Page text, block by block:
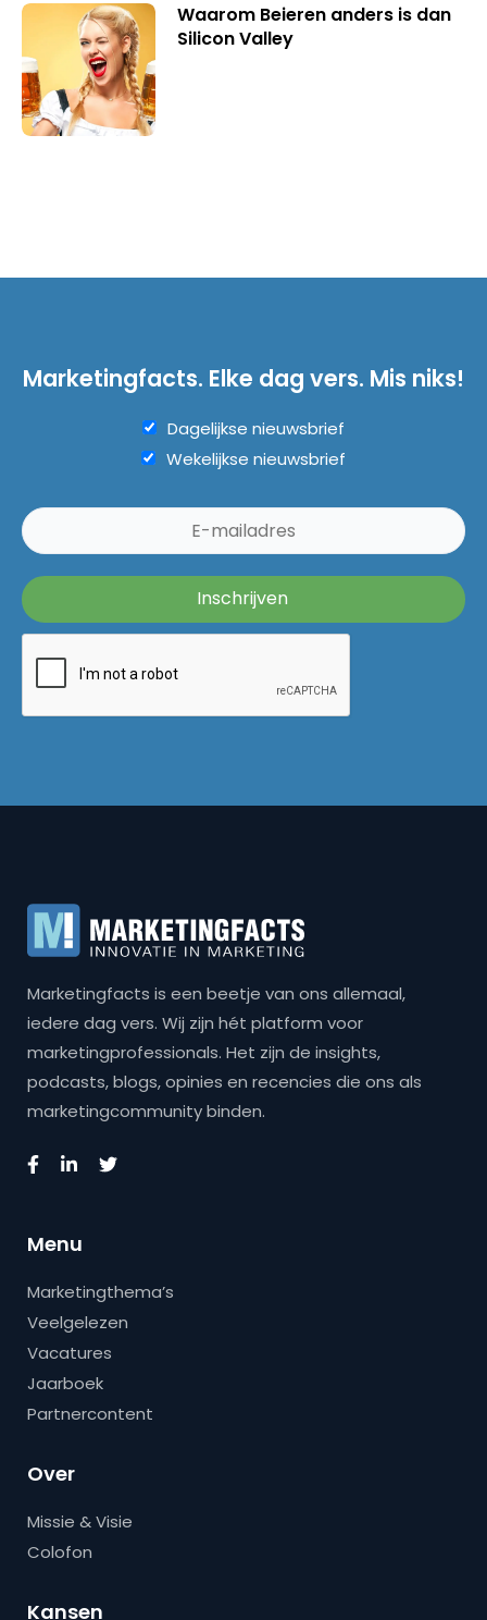
Waarom Beieren anders is dan
Silicon Valley
Marketingfacts. Elke dag vers. Mis niks!
Dagelijkse nieuwsbrief
Wekelijkse nieuwsbrief
Marketingfacts is een beetje van ons allemaal,
iedere dag vers. Wij zijn hét platform voor
marketingprofessionals. Het zijn de insights,
podcasts, blogs, opinies en recencies die ons als
marketingcommunity binden.
Menu
Marketingthema’s
Veelgelezen
Vacatures
Jaarboek
Partnercontent
Over
Missie & Visie
Colofon
Kansen